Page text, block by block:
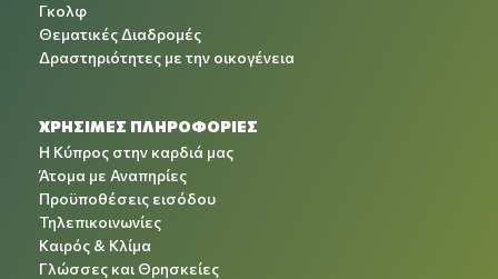
Γκολφ
Θεματικές Διαδρομές
Δραστηριότητες με την οικογένεια
ΧΡΉΣΙΜΕΣ ΠΛΗΡΟΦΟΡΊΕΣ
Η Κύπρος στην καρδιά μας
Άτομα με Αναπηρίες
Προϋποθέσεις εισόδου
Τηλεπικοινωνίες
Καιρός & Κλίμα
Γλώσσες και Θρησκείες